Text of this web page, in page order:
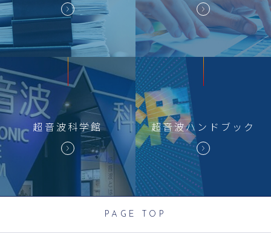
超音波科学館 超音波ハンドブック
PAGE TOP